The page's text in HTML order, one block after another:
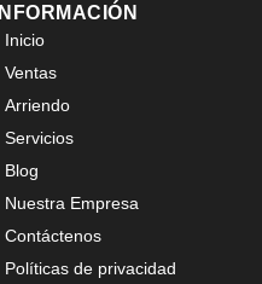
INFORMACIÓN
Inicio
Ventas
Arriendo
Servicios
Blog
Nuestra Empresa
Contáctenos
Políticas de privacidad